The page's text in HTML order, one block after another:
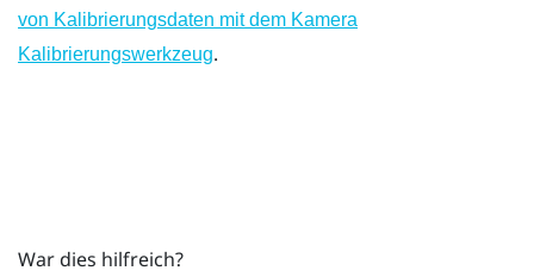
von Kalibrierungsdaten mit dem Kamera
Kalibrierungswerkzeug.
War dies hilfreich?